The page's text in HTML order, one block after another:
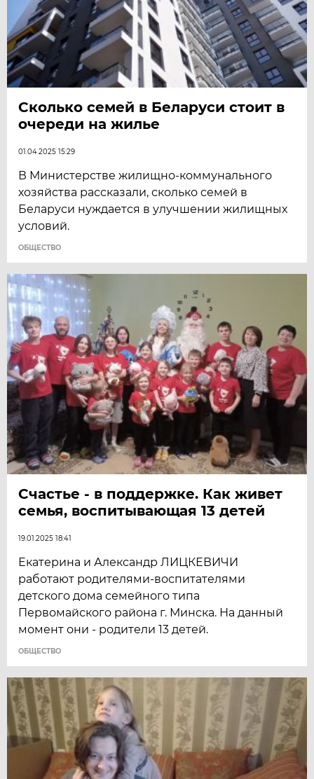
Сколько семей в Беларуси стоит в
очереди на жилье
01.04.2025 15:29
В Министерстве жилищно-коммунального
хозяйства рассказали, сколько семей в
Беларуси нуждается в улучшении жилищных
условий.
ОБЩЕСТВО
Счастье - в поддержке. Как живет
семья, воспитывающая 13 детей
19.01.2025 18:41
Екатерина и Александр ЛИЦКЕВИЧИ
работают родителями-воспитателями
детского дома семейного типа
Первомайского района г. Минска. На данный
момент они - родители 13 детей.
ОБЩЕСТВО